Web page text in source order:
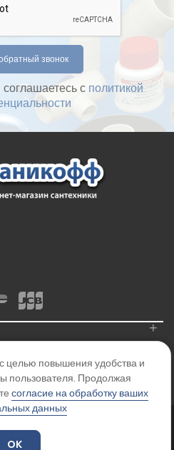
с политикой
+
защищены.
с целью повышения удобства и
пользователя. Продолжая
согласие на обработку ваших
данных
OK